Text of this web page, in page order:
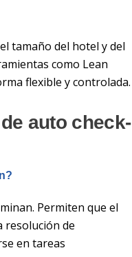
tamaño del hotel y del
como Lean
flexible y controlada.
auto check-
Permiten que el
resolución de
en tareas